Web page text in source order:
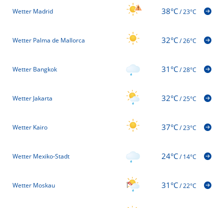
Wetter Madrid 38°C/23°C
Wetter Palma de Mallorca 32°C/26°C
Wetter Bangkok 31°C/28°C
Wetter Jakarta 32°C/25°C
Wetter Kairo 37°C/23°C
Wetter Mexiko-Stadt 24°C/14°C
Wetter Moskau 31°C/22°C